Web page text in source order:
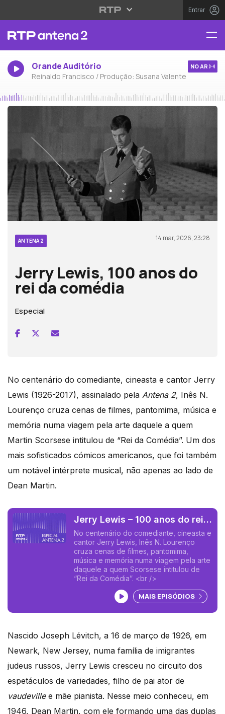
Entrar
Grande Auditório
Reinaldo Francisco / Produção: Susana Valente
NO AR
ANTENA 2 14 mar, 2026, 23:28
Jerry Lewis, 100 anos do
rei da comédia
Especial
No centenário do comediante, cineasta e cantor Jerry
Lewis (1926-2017), assinalado pela Antena 2, Inês N.
Lourenço cruza cenas de filmes, pantomima, música e
memória numa viagem pela arte daquele a quem
Martin Scorsese intitulou de “Rei da Comédia”. Um dos
mais sofisticados cómicos americanos, que foi também
um notável intérprete musical, não apenas ao lado de
Dean Martin.
Jerry Lewis – 100 anos do rei
da comédia
No centenário do comediante, cineasta e
cantor Jerry Lewis, Inês N. Lourenço
cruza cenas de filmes, pantomima,
música e memória numa viagem pela arte
daquele a quem Scorsese intitulou de
“Rei da Comédia”. <br />
Ouvir podcast
MAIS EPISÓDIOS
Nascido Joseph Lévitch, a 16 de março de 1926, em
Newark, New Jersey, numa família de imigrantes
judeus russos, Jerry Lewis cresceu no circuito dos
espetáculos de variedades, filho de pai ator de
vaudevillee mãe pianista. Nesse meio conheceu, em
1946, Dean Martin, com ele formando uma das duplas